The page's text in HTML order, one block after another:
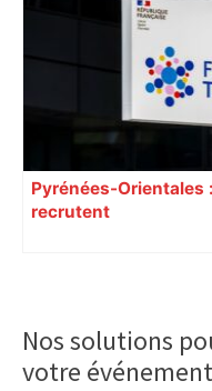
Pyrénées-Orientales
recrutent
Sidebar
Nos solutions
votre événement